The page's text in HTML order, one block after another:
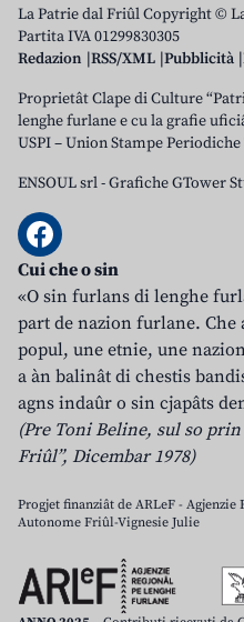
La Patrie dal Friûl Copyright ©
Partita IVA 01299830305
Redazion RSS/XML Pubblicità
Proprietât Clape di Culture
lenghe furlane e cu la grafie
USPI – Union Stampe Periodiche
ENSOUL srl-Grafiche GTower
Cui che o sin
«O sin furlans di lenghe
part de nazion furlane. Che
popul, une etnie, une
a àn balinât di chestis
agns indaûr o sin cjapâts
(Pre Toni Beline, sul so
Friûl”, Dicembar 1978)
Progjet finanziât de ARLeF - Agjenzie
Autonome Friûl-Vignesie Julie